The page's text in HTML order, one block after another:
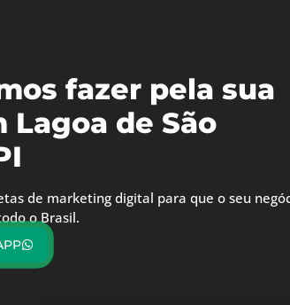
fazer pela sua
Lagoa de São
de marketing digital para que o seu
o Brasil.